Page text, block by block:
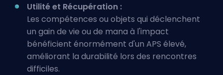
Utilité et Récupération :
Les compétences ou objets qui déclenchent
un gain de vie ou de mana à l'impact
bénéficient énormément d'un APS élevé,
améliorant la durabilité lors des rencontres
difficiles.